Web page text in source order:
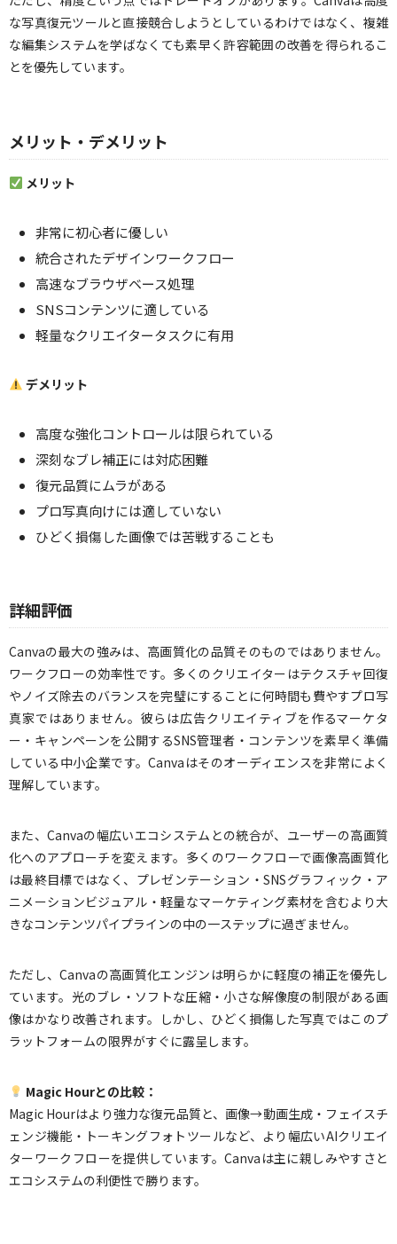
な写真復元ツールと直接競合しようとしているわけではなく、複雑
な編集システムを学ばなくても素早く許容範囲の改善を得られるこ
とを優先しています。
メリット・デメリット
メリット
非常に初心者に優しい
統合されたデザインワークフロー
高速なブラウザベース処理
SNSコンテンツに適している
軽量なクリエイタータスクに有用
デメリット
高度な強化コントロールは限られている
深刻なブレ補正には対応困難
復元品質にムラがある
プロ写真向けには適していない
ひどく損傷した画像では苦戦することも
詳細評価
Canvaの最大の強みは、高画質化の品質そのものではありません。
ワークフローの効率性です。多くのクリエイターはテクスチャ回復
やノイズ除去のバランスを完璧にすることに何時間も費やすプロ写
真家ではありません。彼らは広告クリエイティブを作るマーケタ
ー・キャンペーンを公開するSNS管理者・コンテンツを素早く準備
している中小企業です。Canvaはそのオーディエンスを非常によく
理解しています。
また、Canvaの幅広いエコシステムとの統合が、ユーザーの高画質
化へのアプローチを変えます。多くのワークフローで画像高画質化
は最終目標ではなく、プレゼンテーション・SNSグラフィック・ア
ニメーションビジュアル・軽量なマーケティング素材を含むより大
きなコンテンツパイプラインの中の一ステップに過ぎません。
ただし、Canvaの高画質化エンジンは明らかに軽度の補正を優先し
ています。光のブレ・ソフトな圧縮・小さな解像度の制限がある画
像はかなり改善されます。しかし、ひどく損傷した写真ではこのプ
ラットフォームの限界がすぐに露呈します。
Magic Hourとの比較：
Magic Hourはより強力な復元品質と、画像→動画生成・フェイスチ
ェンジ機能・トーキングフォトツールなど、より幅広いAIクリエイ
ターワークフローを提供しています。Canvaは主に親しみやすさと
エコシステムの利便性で勝ります。